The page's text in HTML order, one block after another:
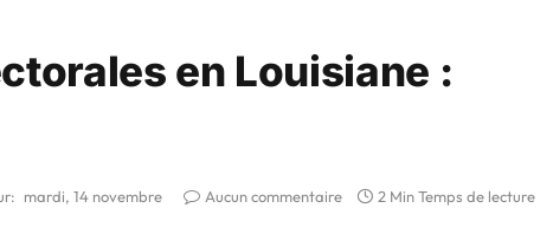
en Louisiane :
mardi, 14 novembre Aucun commentaire 2 Min Temps de lecture